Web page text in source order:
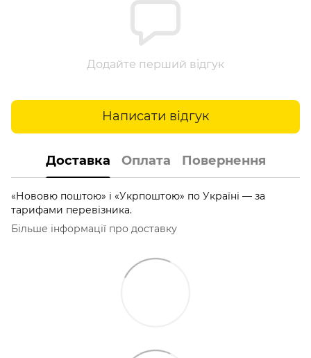
Додайте перший відгук
Написати відгук
Доставка Оплата Повернення
«Нововю поштою» і «Укрпоштою» по Україні — за
тарифами перевізника.
Більше інформації про доставку